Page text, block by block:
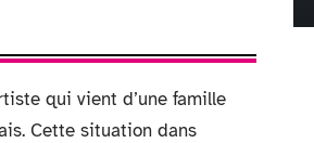
qui vient d’une famille
Cette situation dans